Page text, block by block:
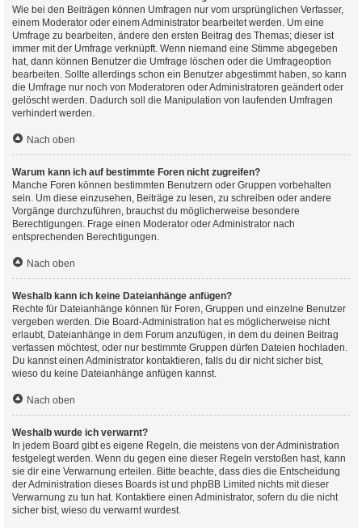
Wie bei den Beiträgen können Umfragen nur vom ursprünglichen Verfasser,
einem Moderator oder einem Administrator bearbeitet werden. Um eine
Umfrage zu bearbeiten, ändere den ersten Beitrag des Themas; dieser ist
immer mit der Umfrage verknüpft. Wenn niemand eine Stimme abgegeben
hat, dann können Benutzer die Umfrage löschen oder die Umfrageoption
bearbeiten. Sollte allerdings schon ein Benutzer abgestimmt haben, so kann
die Umfrage nur noch von Moderatoren oder Administratoren geändert oder
gelöscht werden. Dadurch soll die Manipulation von laufenden Umfragen
verhindert werden.
Nach oben
Warum kann ich auf bestimmte Foren nicht zugreifen?
Manche Foren können bestimmten Benutzern oder Gruppen vorbehalten
sein. Um diese einzusehen, Beiträge zu lesen, zu schreiben oder andere
Vorgänge durchzuführen, brauchst du möglicherweise besondere
Berechtigungen. Frage einen Moderator oder Administrator nach
entsprechenden Berechtigungen.
Nach oben
Weshalb kann ich keine Dateianhänge anfügen?
Rechte für Dateianhänge können für Foren, Gruppen und einzelne Benutzer
vergeben werden. Die Board-Administration hat es möglicherweise nicht
erlaubt, Dateianhänge in dem Forum anzufügen, in dem du deinen Beitrag
verfassen möchtest, oder nur bestimmte Gruppen dürfen Dateien hochladen.
Du kannst einen Administrator kontaktieren, falls du dir nicht sicher bist,
wieso du keine Dateianhänge anfügen kannst.
Nach oben
Weshalb wurde ich verwarnt?
In jedem Board gibt es eigene Regeln, die meistens von der Administration
festgelegt werden. Wenn du gegen eine dieser Regeln verstoßen hast, kann
sie dir eine Verwarnung erteilen. Bitte beachte, dass dies die Entscheidung
der Administration dieses Boards ist und phpBB Limited nichts mit dieser
Verwarnung zu tun hat. Kontaktiere einen Administrator, sofern du die nicht
sicher bist, wieso du verwarnt wurdest.